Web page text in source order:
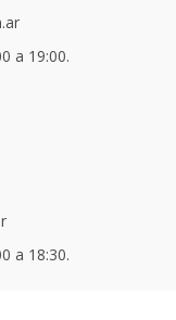
a 19:00.
a 18:30.